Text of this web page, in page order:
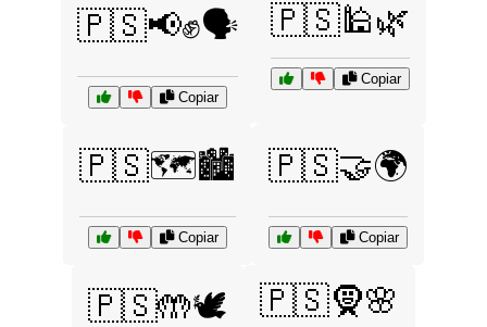
🇵🇸📢✊🗣️
Copiar
🇵🇸🕌🌿
Copiar
🇵🇸🗺️🏙️
Copiar
🇵🇸🤝🌍
Copiar
🇵🇸🤲🕊️ 🇵🇸🧕🌸